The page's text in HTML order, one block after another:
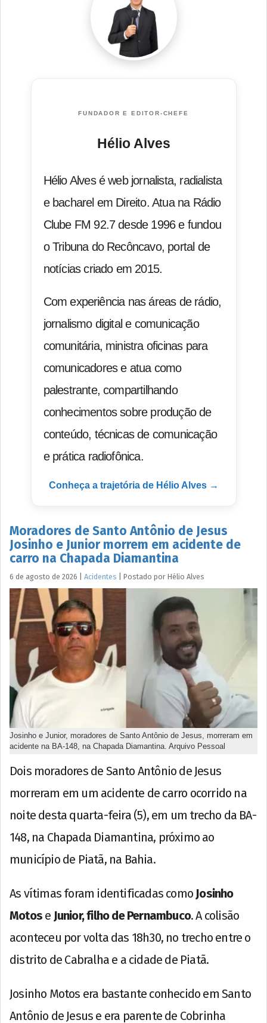
FUNDADOR E EDITOR-CHEFE
Hélio Alves
Hélio Alves é web jornalista, radialista
e bacharel em Direito. Atua na Rádio
Clube FM 92.7 desde 1996 e fundou
o Tribuna do Recôncavo, portal de
notícias criado em 2015.
Com experiência nas áreas de rádio,
jornalismo digital e comunicação
comunitária, ministra oficinas para
comunicadores e atua como
palestrante, compartilhando
conhecimentos sobre produção de
conteúdo, técnicas de comunicação
e prática radiofônica.
Conheça a trajetória de Hélio Alves →
Moradores de Santo Antônio de Jesus
Josinho e Junior morrem em acidente de
carro na Chapada Diamantina
6 de agosto de 2026 Acidentes Postado por Hélio Alves
Josinho e Junior, moradores de Santo Antônio de Jesus, morreram em
acidente na BA-148, na Chapada Diamantina. Arquivo Pessoal
Dois moradores de Santo Antônio de Jesus
morreram em um acidente de carro ocorrido na
noite desta quarta-feira (5), em um trecho da BA-
148, na Chapada Diamantina, próximo ao
município de Piatã, na Bahia.
As vítimas foram identificadas como Josinho
Motos e Junior, filho de Pernambuco. A colisão
aconteceu por volta das 18h30, no trecho entre o
distrito de Cabralha e a cidade de Piatã.
Josinho Motos era bastante conhecido em Santo
Antônio de Jesus e era parente de Cobrinha